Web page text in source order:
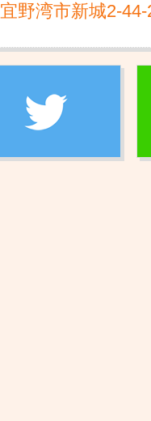
宜野湾市新城2-44-